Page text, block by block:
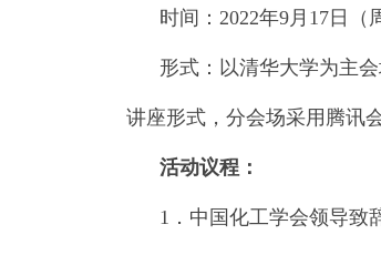
时间：2022年9月17日（
形式：以清华大学为主会
讲座形式，分会场采用腾讯
活动议程：
1．中国化工学会领导致